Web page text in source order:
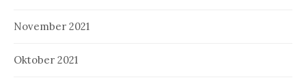
November 2021
Oktober 2021